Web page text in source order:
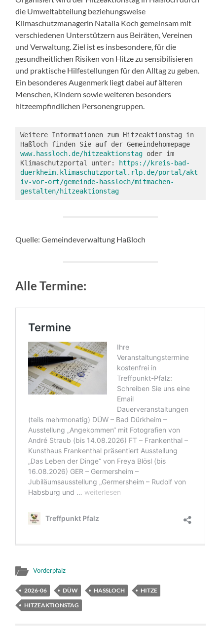
die Umweltabteilung beziehungsweise
Klimaschutzmanagerin Natalia Koch gemeinsam mit
verschiedenen Unterstützern aus Beiräten, Vereinen
und Verwaltung. Ziel ist es insbesondere, für die
gesundheitlichen Risiken von Hitze zu sensibilisieren
und praktische Hilfestellungen für den Alltag zu geben.
Ein besonderes Augenmerk liegt dabei auf älteren
Menschen, Kindern sowie weiteren besonders
hitzeempfindlichen Personengruppen.
Weitere Informationen zum Hitzeaktionstag in
Haßloch finden Sie auf der Gemeindehomepage
www.hassloch.de/hitzeaktionstag oder im
Klimaschutzportal unter:
https://kreis-bad-
duerkheim.klimaschutzportal.rlp.de/portal/akt
iv-vor-ort/gemeinde-hassloch/mitmachen-
gestalten/hitzeaktionstag
Quelle: Gemeindeverwaltung Haßloch
Alle Termine:
Vorderpfalz
2026-06 DÜW HASSLOCH
HITZE
HITZEAKTIONSTAG